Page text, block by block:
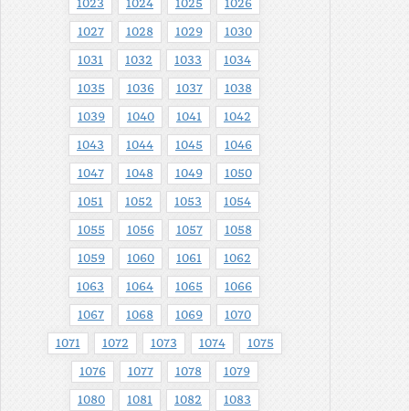
1023 1024 1025 1026
1027 1028 1029 1030
1031 1032 1033 1034
1035 1036 1037 1038
1039 1040 1041 1042
1043 1044 1045 1046
1047 1048 1049 1050
1051 1052 1053 1054
1055 1056 1057 1058
1059 1060 1061 1062
1063 1064 1065 1066
1067 1068 1069 1070
1071 1072 1073 1074 1075
1076 1077 1078 1079
1080 1081 1082 1083